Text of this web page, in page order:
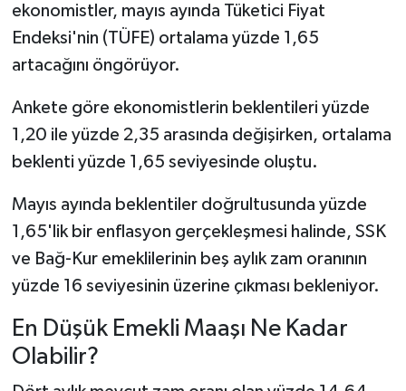
ekonomistler, mayıs ayında Tüketici Fiyat
Endeksi'nin (TÜFE) ortalama yüzde 1,65
artacağını öngörüyor.
Ankete göre ekonomistlerin beklentileri yüzde
1,20 ile yüzde 2,35 arasında değişirken, ortalama
beklenti yüzde 1,65 seviyesinde oluştu.
Mayıs ayında beklentiler doğrultusunda yüzde
1,65'lik bir enflasyon gerçekleşmesi halinde, SSK
ve Bağ-Kur emeklilerinin beş aylık zam oranının
yüzde 16 seviyesinin üzerine çıkması bekleniyor.
En Düşük Emekli Maaşı Ne Kadar
Olabilir?